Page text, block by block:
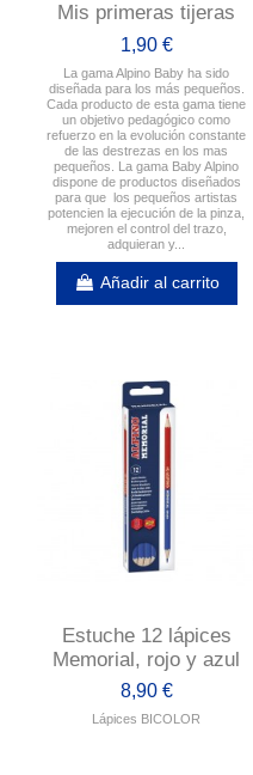
Mis primeras tijeras
1,90 €
La gama Alpino Baby ha sido
diseñada para los más pequeños.
Cada producto de esta gama tiene
un objetivo pedagógico como
refuerzo en la evolución constante
de las destrezas en los mas
pequeños. La gama Baby Alpino
dispone de productos diseñados
para que los pequeños artistas
potencien la ejecución de la pinza,
mejoren el control del trazo,
adquieran y...
Añadir al carrito
Estuche 12 lápices
Memorial, rojo y azul
8,90 €
Lápices BICOLOR